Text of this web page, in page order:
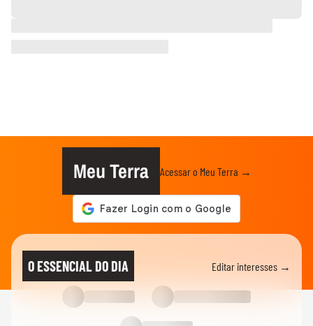
Meu Terra Acessar o Meu Terra →
O ESSENCIAL DO DIA Editar interesses →